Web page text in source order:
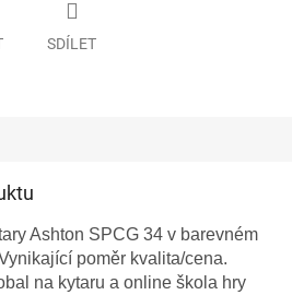
SDÍLET
Ashton SPCG 34 v barevném
poměr kvalita/cena.
na kytaru a online škola hry